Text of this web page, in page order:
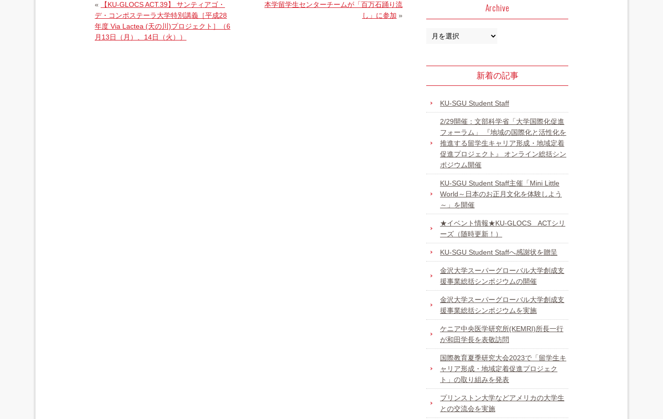
«
【KU-GLOCS ACT.39】 サンティアゴ・
デ・コンポステーラ大学特別講義［平成28
年度 Via Lactea (天の川)プロジェクト］（6
月13日（月）、14日（火））
本学留学生センターチームが「百万石踊り流
し」に参加 »
Archive
新着の記事
KU-SGU Student Staff
2/29開催：文部科学省「大学国際化促進
フォーラム」 『地域の国際化と活性化を
推進する留学生キャリア形成・地域定着
促進プロジェクト』 オンライン総括シン
ポジウム開催
KU-SGU Student Staff主催「Mini Little
World～日本のお正月文化を体験しよう
～」を開催
★イベント情報★KU-GLOCS ACTシリ
ーズ（随時更新！）
KU-SGU Student Staffへ感謝状を贈呈
金沢大学スーパーグローバル大学創成支
援事業総括シンポジウムの開催
金沢大学スーパーグローバル大学創成支
援事業総括シンポジウムを実施
ケニア中央医学研究所(KEMRI)所長一行
が和田学長を表敬訪問
国際教育夏季研究大会2023で「留学生キ
ャリア形成・地域定着促進プロジェク
ト」の取り組みを発表
プリンストン大学などアメリカの大学生
との交流会を実施